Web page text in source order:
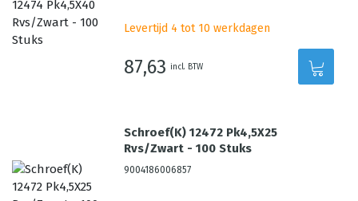
Levertijd 4 tot 10 werkdagen
87,63 incl. BTW
Schroef(K) 12472 Pk4,5X25
Rvs/Zwart - 100 Stuks
9004186006857